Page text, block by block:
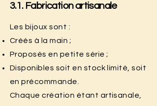
3.1. Fabrication artisanale
Les bijoux sont :
Créés à la main ;
Proposés en petite série ;
Disponibles soit en stock limité, soit
en précommande.
Chaque création étant artisanale,